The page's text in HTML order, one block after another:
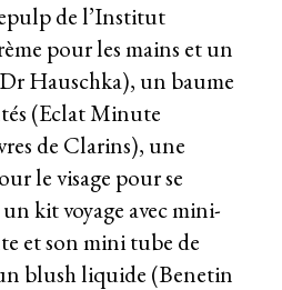
de l’Institut
pour les mains et un
Hauschka), un baume
(Eclat Minute
de Clarins), une
le visage pour se
kit voyage avec mini-
et son mini tube de
blush liquide (Benetin